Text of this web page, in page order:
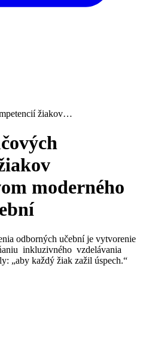
žiakov…
moderného
odborných učební je vytvorenie
inkluzivného vzdelávania
„aby každý žiak zažil úspech.“